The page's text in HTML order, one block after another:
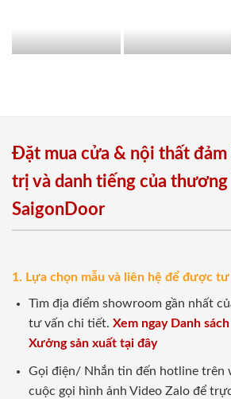
Đặt mua cửa & nội thất đảm
trị và danh tiếng của thương
SaigonDoor
1. Lựa chọn mẫu và liên hệ để được
Tìm địa điểm showroom gần nhất
tư vấn chi tiết. Xem ngay Danh
Xưởng sản xuất tại đây
Gọi điện/ Nhắn tin đến hotline trên
cuộc gọi hình ảnh Video Zalo để